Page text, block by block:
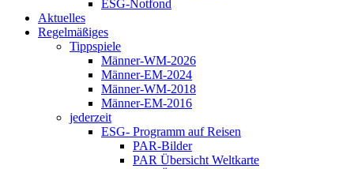
ESG-Notfond
Aktuelles
Regelmäßiges
Tippspiele
Männer-WM-2026
Männer-EM-2024
Männer-WM-2018
Männer-EM-2016
jederzeit
ESG- Programm auf Reisen
PAR-Bilder
PAR Übersicht Weltkarte